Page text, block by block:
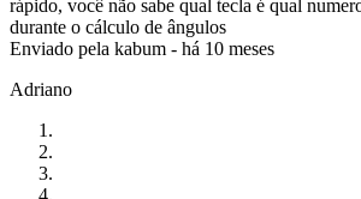
rápido, você não sabe qual tecla é qual
durante o cálculo de ângulos
Enviado pela kabum - há 10 meses
Adriano